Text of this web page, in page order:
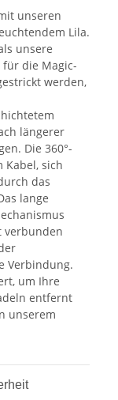
unseren
Lila.
unsere
die Magic-
werden,
längerer
Die 360°-
Kabel, sich
das
lange
verbunden
Verbindung.
um Ihre
entfernt
unserem